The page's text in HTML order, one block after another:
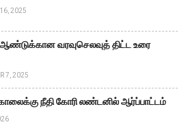
2025
வரவுசெலவுத் திட்ட உரை
7, 2025
நீதி கோரி லண்டனில் ஆர்ப்பாட்டம்